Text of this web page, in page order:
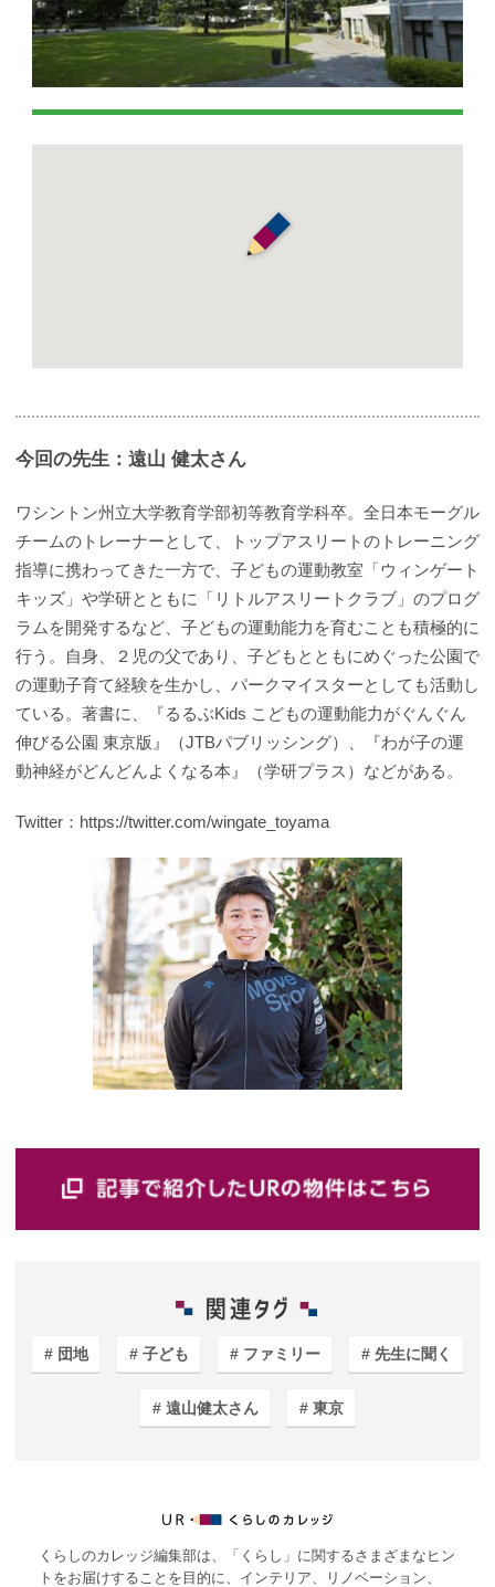
今回の先生：遠山 健太さん
ワシントン州立大学教育学部初等教育学科卒。全日本モーグル
チームのトレーナーとして、トップアスリートのトレーニング
指導に携わってきた一方で、子どもの運動教室「ウィンゲート
キッズ」や学研とともに「リトルアスリートクラブ」のプログ
ラムを開発するなど、子どもの運動能力を育むことも積極的に
行う。自身、２児の父であり、子どもとともにめぐった公園で
の運動子育て経験を生かし、パークマイスターとしても活動し
ている。著書に、『るるぶKids こどもの運動能力がぐんぐん
伸びる公園 東京版』（JTBパブリッシング）、『わが子の運
動神経がどんどんよくなる本』（学研プラス）などがある。
Twitter：https://twitter.com/wingate_toyama
団地 子ども ファミリー 先生に聞く
遠山健太さん 東京
くらしのカレッジ編集部は、「くらし」に関するさまざまなヒン
トをお届けすることを目的に、インテリア、リノベーション、